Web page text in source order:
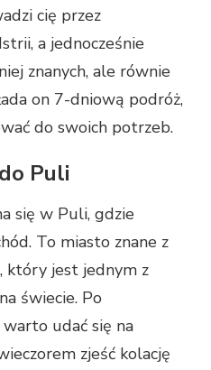
cię przez
a jednocześnie
znanych, ale równie
on 7-dniową podróż,
do swoich potrzeb.
Puli
się w Puli, gdzie
To miasto znane z
który jest jednym z
świecie. Po
udać się na
zjeść kolację